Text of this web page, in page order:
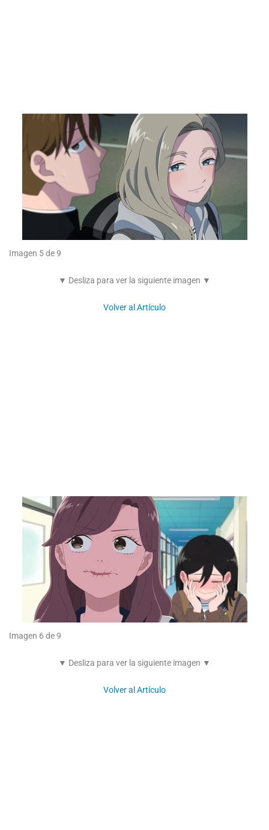
Imagen 5 de 9
▼ Desliza para ver la siguiente imagen ▼
Volver al Artículo
Imagen 6 de 9
▼ Desliza para ver la siguiente imagen ▼
Volver al Artículo